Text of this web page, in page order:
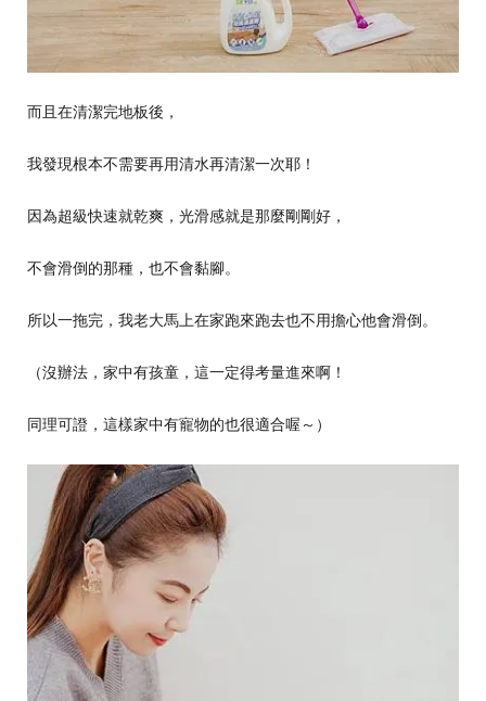
而且在清潔完地板後，
我發現根本不需要再用清水再清潔一次耶！
因為超級快速就乾爽，光滑感就是那麼剛剛好，
不會滑倒的那種，也不會黏腳。
所以一拖完，我老大馬上在家跑來跑去也不用擔心他會滑倒。
（沒辦法，家中有孩童，這一定得考量進來啊！
同理可證，這樣家中有寵物的也很適合喔～）